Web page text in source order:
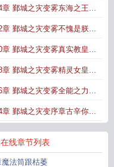
章 鄞城之灾变雾东海之王说
以谈谈
章 鄞城之灾变雾不愧是朕霸
章 鄞城之灾变雾真实教皇觉
章 鄞城之灾变雾精灵女皇说
门户
章 鄞城之灾变雾全能之力假
所罗门降临
章 鄞城之灾变序章古辛你居
做成卡
线章节列表
魔法筒跟枯萎